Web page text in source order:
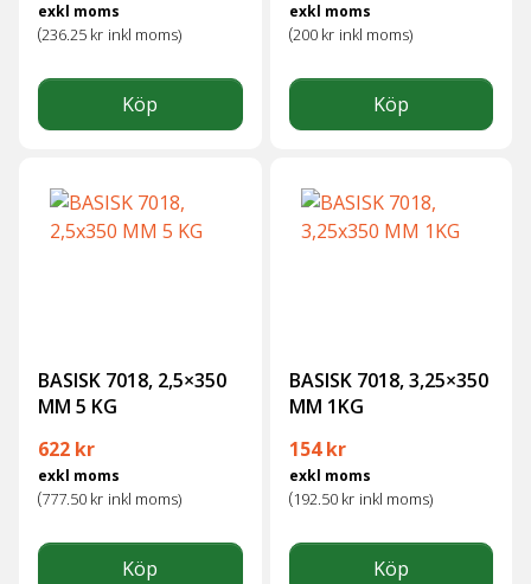
exkl moms
(236.25 kr inkl moms)
Köp
exkl moms
(200 kr inkl moms)
Köp
BASISK 7018, 2,5×350
MM 5 KG
622 kr
exkl moms
(777.50 kr inkl moms)
Köp
BASISK 7018, 3,25×350
MM 1KG
154kr
exkl moms
(192.50 kr inkl moms)
Köp